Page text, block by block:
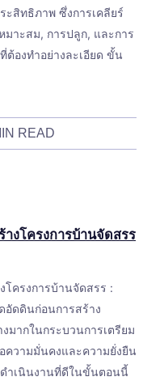
ะสิทธิภาพ ซึ่งการเคลียร์
าะสม, การปลูก, และการ
ต้องทำอย่างละเอียด ขั้น
READ
งโครงการบ้านจัดสรร
ครงการบ้านจัดสรร :
อัดดินก่อนการสร้าง
ากในกระบวนการเตรียม
ความมั่นคงและความยั่งยืน
ำเนินงานที่ดีในขั้นตอนนี้